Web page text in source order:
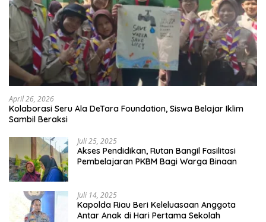
April 26, 2026
Kolaborasi Seru Ala DeTara Foundation, Siswa Belajar Iklim
Sambil Beraksi
Juli 25, 2025
Akses Pendidikan, Rutan Bangil Fasilitasi
Pembelajaran PKBM Bagi Warga Binaan
Juli 14, 2025
Kapolda Riau Beri Keleluasaan Anggota
Antar Anak di Hari Pertama Sekolah